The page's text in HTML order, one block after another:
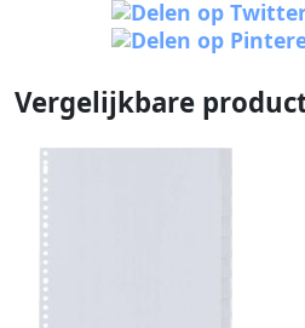
Vergelijkbare